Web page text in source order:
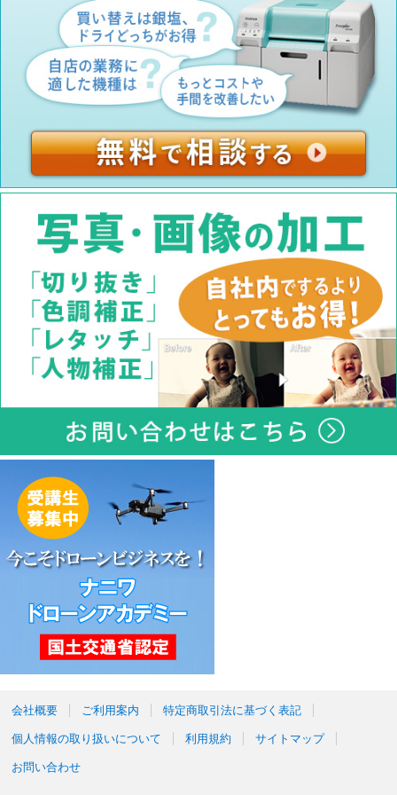
会社概要 ご利用案内 特定商取引法に基づく表記
個人情報の取り扱いについて 利用規約 サイトマップ
お問い合わせ